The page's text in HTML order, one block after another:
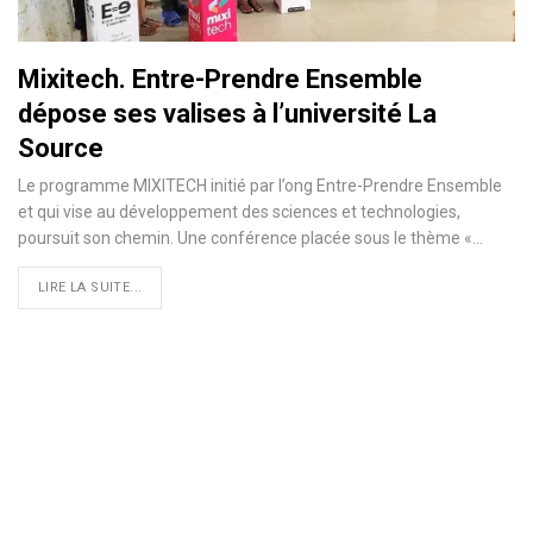
Mixitech. Entre-Prendre Ensemble
dépose ses valises à l’université La
Source
Le programme MIXITECH initié par l’ong Entre-Prendre Ensemble
et qui vise au développement des sciences et technologies,
poursuit son chemin. Une conférence placée sous le thème «…
LIRE LA SUITE...